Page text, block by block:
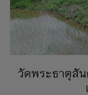
วัดพระธาตุสั